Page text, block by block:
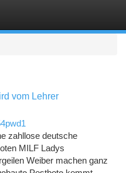
vom Lehrer
zahllose deutsche
MILF Ladys
Weiber machen ganz